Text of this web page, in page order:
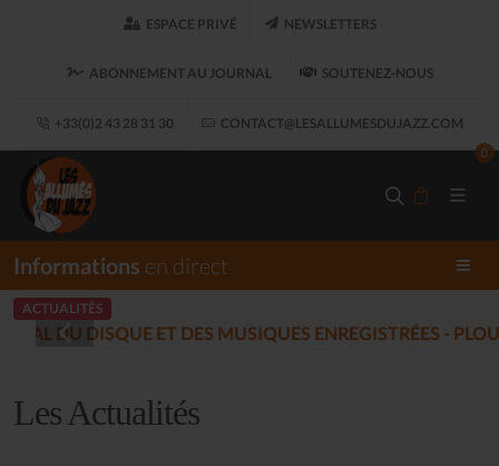
ESPACE PRIVÉ NEWSLETTERS
ABONNEMENT AU JOURNAL SOUTENEZ-NOUS
+33(0)2 43 28 31 30 CONTACT@LESALLUMESDUJAZZ.COM
0
Informations en direct
ACTUALITÉS
LES ALLUMÉS DU JAZZ FONT
Les Actualités